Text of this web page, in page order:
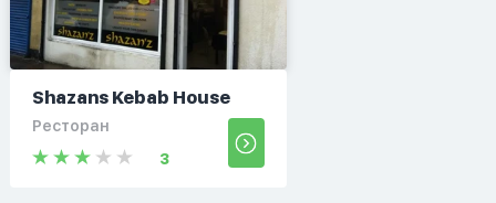
Shazans Kebab House
Ресторан
3